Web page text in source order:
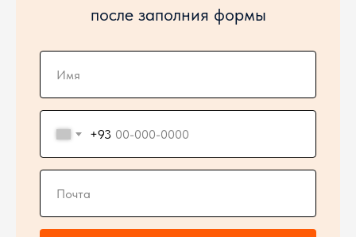
после заполния формы
+93